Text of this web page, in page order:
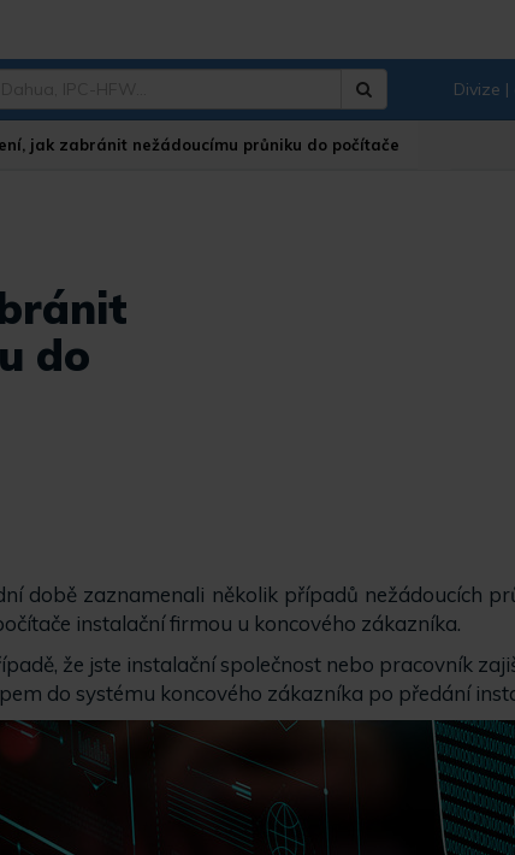
Divize
jak zabránit nežádoucímu průniku do počítače
do
době zaznamenali několik případů nežádoucích
instalační firmou u koncového zákazníka.
že jste instalační společnost nebo pracovník
do systému koncového zákazníka po předání